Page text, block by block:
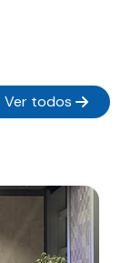
Ver todos